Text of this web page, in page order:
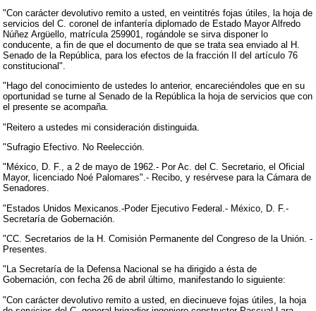
"Con carácter devolutivo remito a usted, en veintitrés fojas útiles, la hoja de
servicios del C. coronel de infantería diplomado de Estado Mayor Alfredo
Núñez Argüello, matrícula 259901, rogándole se sirva disponer lo
conducente, a fin de que el documento de que se trata sea enviado al H.
Senado de la República, para los efectos de la fracción II del artículo 76
constitucional".
"Hago del conocimiento de ustedes lo anterior, encareciéndoles que en su
oportunidad se turne al Senado de la República la hoja de servicios que con
el presente se acompaña.
"Reitero a ustedes mi consideración distinguida.
"Sufragio Efectivo. No Reelección.
"México, D. F., a 2 de mayo de 1962.- Por Ac. del C. Secretario, el Oficial
Mayor, licenciado Noé Palomares".- Recibo, y resérvese para la Cámara de
Senadores.
"Estados Unidos Mexicanos.-Poder Ejecutivo Federal.- México, D. F.-
Secretaría de Gobernación.
"CC. Secretarios de la H. Comisión Permanente del Congreso de la Unión. -
Presentes.
"La Secretaría de la Defensa Nacional se ha dirigido a ésta de
Gobernación, con fecha 26 de abril último, manifestando lo siguiente:
"Con carácter devolutivo remito a usted, en diecinueve fojas útiles, la hoja